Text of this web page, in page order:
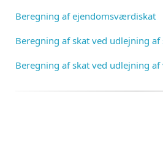
Beregning af ejendomsværdiskat
Beregning af skat ved udlejning
Beregning af skat ved udlejning